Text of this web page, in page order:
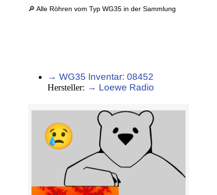
🔎 Alle Röhren vom Typ WG35 in der Sammlung
→ WG35 Inventar: 08452
Hersteller: → Loewe Radio